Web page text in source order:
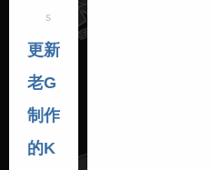
s
更新
老G
制作
的K